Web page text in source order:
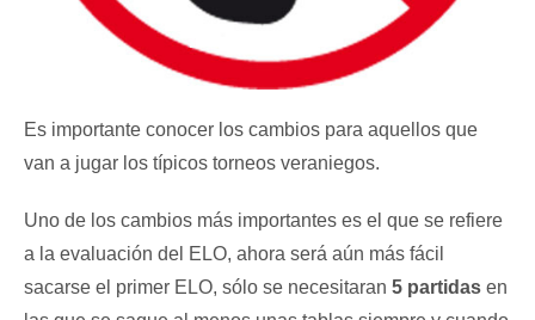
Es importante conocer los cambios para aquellos que
van a jugar los típicos torneos veraniegos.
Uno de los cambios más importantes es el que se refiere
a la evaluación del ELO, ahora será aún más fácil
sacarse el primer ELO, sólo se necesitaran 5 partidas en